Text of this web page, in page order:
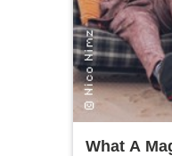
What A